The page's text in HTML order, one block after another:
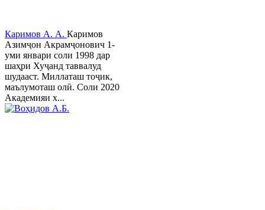
Каримов А. А. Каримов
Азимҷон Акрамҷонович 1-
уми январи соли 1998 дар
шаҳри Хуҷанд таввалуд
шудааст. Миллаташ тоҷик,
маълумоташ олӣ. Соли 2020
Академияи х...